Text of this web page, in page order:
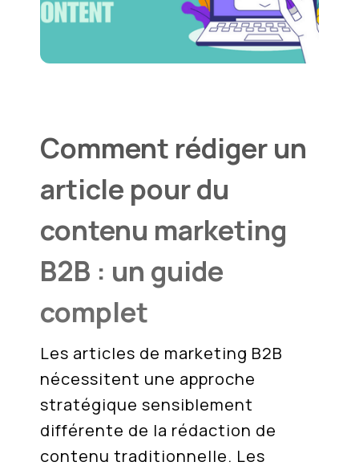
Comment rédiger un
article pour du
contenu marketing
B2B : un guide
complet
Les articles de marketing B2B
nécessitent une approche
stratégique sensiblement
différente de la rédaction de
contenu traditionnelle. Les